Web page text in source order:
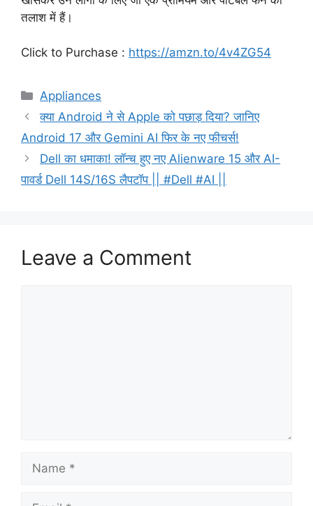
तलाश में हैं।
Click to Purchase : https://amzn.to/4v4ZG54
Categories
Appliances
क्या Android ने से Apple को पछाड़ दिया? जानिए
Android 17 और Gemini AI फिर के नए फीचर्स!
Dell का धमाका! लॉन्च हुए नए Alienware 15 और AI-
पावर्ड Dell 14S/16S लैपटॉप || #Dell #AI ||
Leave a Comment